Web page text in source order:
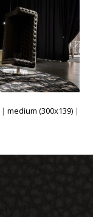
|medium (300x139) |